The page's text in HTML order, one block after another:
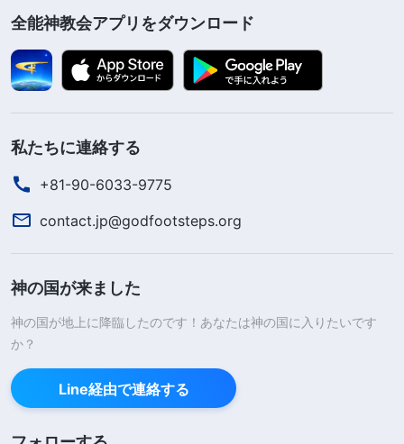
全能神教会アプリをダウンロード
私たちに連絡する
+81-90-6033-9775
contact.jp@godfootsteps.org
神の国が来ました
神の国が地上に降臨したのです！あなたは神の国に入りたいです
か？
Line経由で連絡する